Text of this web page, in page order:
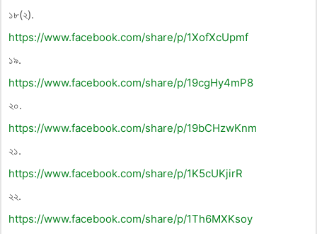
১৮(২).
https://www.facebook.com/share/p/1XofXcUpmf
১৯.
https://www.facebook.com/share/p/19cgHy4mP8
২০.
https://www.facebook.com/share/p/19bCHzwKnm
২১.
https://www.facebook.com/share/p/1K5cUKjirR
২২.
https://www.facebook.com/share/p/1Th6MXKsoy